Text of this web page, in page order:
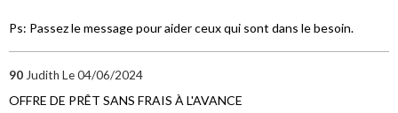
Ps: Passez le message pour aider ceux qui sont dans le besoin.
90 Judith Le 04/06/2024
OFFRE DE PRÊT SANS FRAIS À L'AVANCE